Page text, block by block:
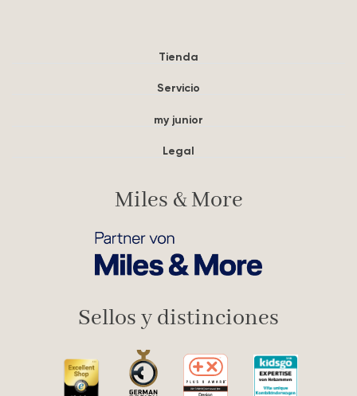
Tienda
Servicio
my junior
Legal
Miles & More
Sellos y distinciones